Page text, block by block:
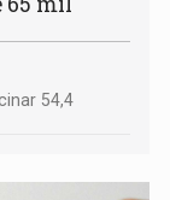
54,4